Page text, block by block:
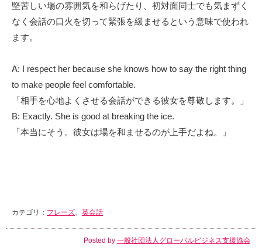
堅苦しい場の雰囲気を和らげたり、初対面同士でも気まずく
なく会話の口火を切って緊張を緩ませるという意味で使われ
ます。
A: I respect her because she knows how to say the right thing
to make people feel comfortable.
「相手を心地よくさせる会話ができる彼女を尊敬します。」
B: Exactly. She is good at breaking the ice.
「本当にそう。彼女は場を和ませるのが上手だよね。」
カテゴリ： フレーズ、 英会話
Posted by 一般社団法人グローバルビジネス支援協会